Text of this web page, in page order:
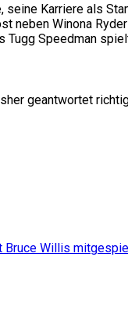
seine Karriere als
neben Winona
Tugg Speedman
geantwortet
Bruce Willis